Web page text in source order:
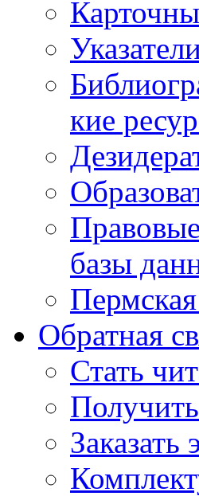
кие
Правовые
базы
Обратная
Стать